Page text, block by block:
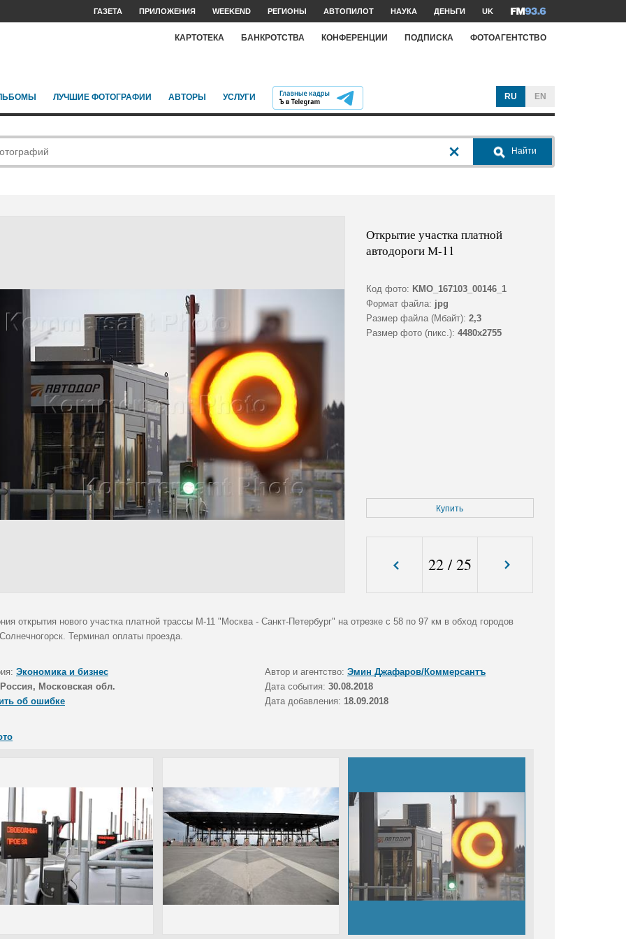
ГАЗЕТА ПРИЛОЖЕНИЯ WEEKEND РЕГИОНЫ АВТОПИЛОТ НАУКА ДЕНЬГИ UK
КАРТОТЕКА БАНКРОТСТВА КОНФЕРЕНЦИИ ПОДПИСКА ФОТОАГЕНТСТВО
ЛУЧШИЕ ФОТОГРАФИИ АВТОРЫ УСЛУГИ RU EN
Найти
Открытие участка платной
автодороги М-11
Код фото: KMO_167103_00146_1
Формат файла: jpg
Размер файла (Мбайт): 2,3
Размер фото (пикс.): 4480x2755
Купить
22/25
открытия нового участка платной трассы М-11 "Москва - Санкт-Петербург" на отрезке с 58 по 97 км в обход городов
Терминал оплаты проезда.
Экономика и бизнес Автор и агентство: Эмин Джафаров/Коммерсантъ
Россия, Московская обл. Дата события: 30.08.2018
об ошибке
Дата добавления: 18.09.2018